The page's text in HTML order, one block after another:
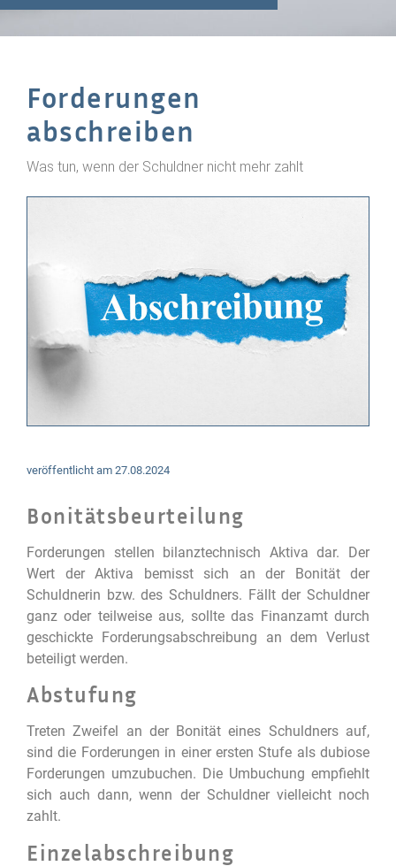
Forderungen
abschreiben
Was tun, wenn der Schuldner nicht mehr zahlt
veröffentlicht am 27.08.2024
Bonitätsbeurteilung
Forderungen stellen bilanztechnisch Aktiva dar. Der
Wert der Aktiva bemisst sich an der Bonität der
Schuldnerin bzw. des Schuldners. Fällt der Schuldner
ganz oder teilweise aus, sollte das Finanzamt durch
geschickte Forderungsabschreibung an dem Verlust
beteiligt werden.
Abstufung
Treten Zweifel an der Bonität eines Schuldners auf,
sind die Forderungen in einer ersten Stufe als dubiose
Forderungen umzubuchen. Die Umbuchung empfiehlt
sich auch dann, wenn der Schuldner vielleicht noch
zahlt.
Einzelabschreibung